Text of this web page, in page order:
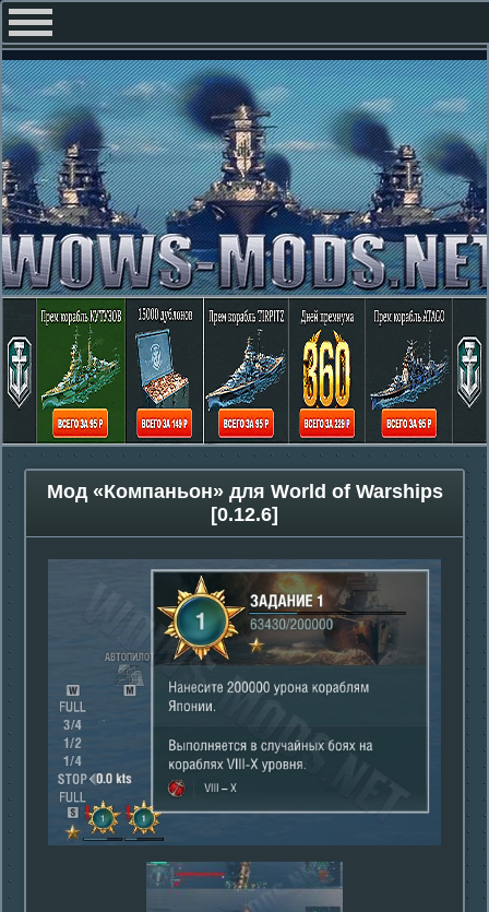
Мод «Кoмпаньон» для World of Warships
[0.12.6]